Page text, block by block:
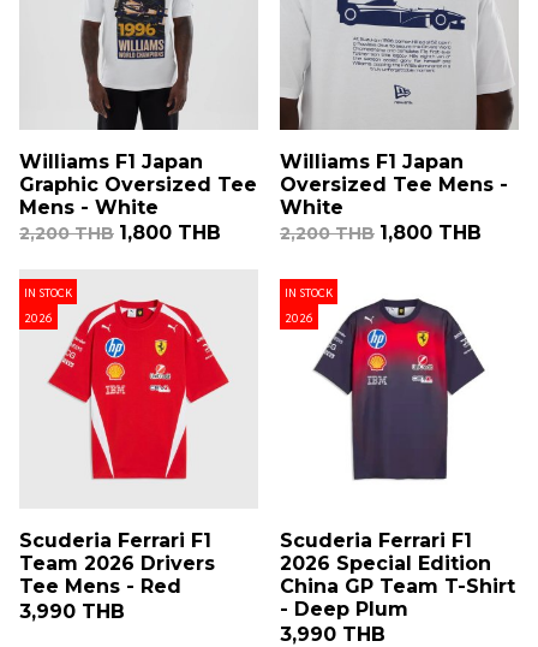
Williams F1 Japan
Graphic Oversized Tee
Mens - White
2,200 THB 1,800 THB
Williams F1 Japan
Oversized Tee Mens -
White
2,200 THB 1,800 THB
IN STOCK
2026
Scuderia Ferrari F1
Team 2026 Drivers
Tee Mens - Red
3,990 THB
IN STOCK
2026
Scuderia Ferrari F1
2026 Special Edition
China GP Team T-Shirt
- Deep Plum
3,990 THB